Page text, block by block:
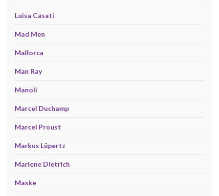
Luisa Casati
Mad Men
Mallorca
Man Ray
Manoli
Marcel Duchamp
Marcel Proust
Markus Lüpertz
Marlene Dietrich
Maske